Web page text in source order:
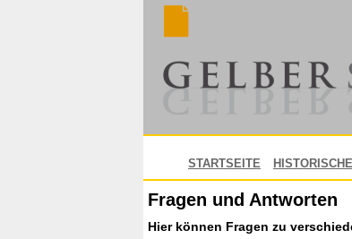
STARTSEITE
Fragen und Antworten
Hier können Fragen zu